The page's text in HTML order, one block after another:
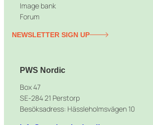
Image bank
Forum
NEWSLETTER SIGN UP
PWS Nordic
Box 47
SE-284 21 Perstorp
Besöksadress: Hässleholmsvägen 10